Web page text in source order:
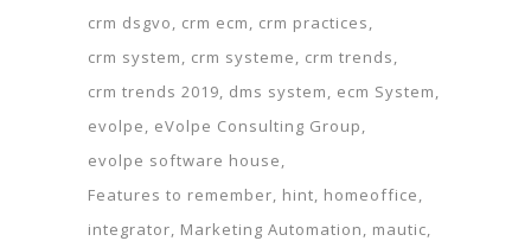
crm dsgvo
crm ecm
crm practices
crm system
crm systeme
crm trends
crm trends 2019 dms system
ecm System
evolpe
eVolpe Consulting Group
evolpe software house
Features to remember hint homeoffice
integrator Marketing Automation
mautic